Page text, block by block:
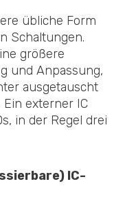
übliche Form
Schaltungen.
größere
und Anpassung,
ausgetauscht
externer IC
in der Regel drei
IC-